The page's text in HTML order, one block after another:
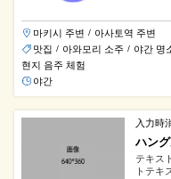
마키시 주변 / 아사토역 주변
맛집 / 아와모리 소주 / 야간 명
현지 음주 체험
야간
入力時
ハン
テキス
トテキ